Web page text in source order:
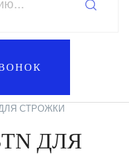
СТРОЖКИ
ДЛЯ